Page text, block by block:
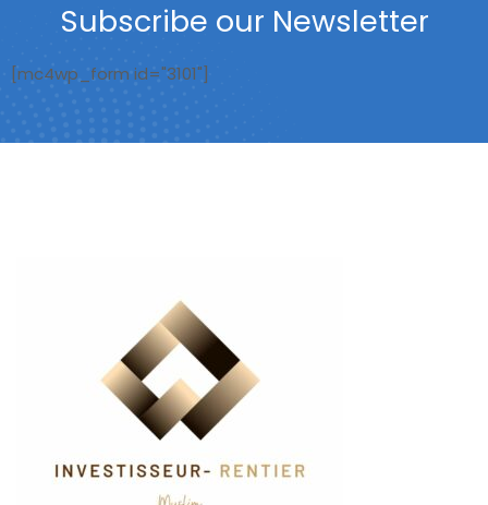
Subscribe our Newsletter
[mc4wp_form id="3101"]